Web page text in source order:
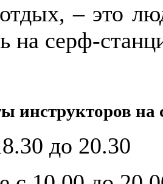
– это
на серф-
инструкторов на
до 20.30